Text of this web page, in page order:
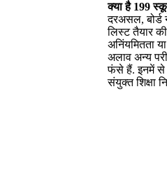
क्या है 199
दरअसल, बोर्ड
लिस्ट तैयार की
अनिंयमितता
अलाव अन्य
फंसे हैं. इनमें से
संयुक्त शिक्षा